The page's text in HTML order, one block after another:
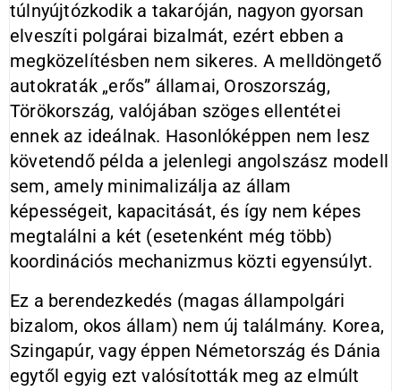
túlnyújtózkodik a takaróján, nagyon gyorsan
elveszíti polgárai bizalmát, ezért ebben a
megközelítésben nem sikeres. A melldöngető
autokraták „erős” államai, Oroszország,
Törökország, valójában szöges ellentétei
ennek az ideálnak. Hasonlóképpen nem lesz
követendő példa a jelenlegi angolszász modell
sem, amely minimalizálja az állam
képességeit, kapacitását, és így nem képes
megtalálni a két (esetenként még több)
koordinációs mechanizmus közti egyensúlyt.
Ez a berendezkedés (magas állampolgári
bizalom, okos állam) nem új találmány. Korea,
Szingapúr, vagy éppen Németország és Dánia
egytől egyig ezt valósították meg az elmúlt